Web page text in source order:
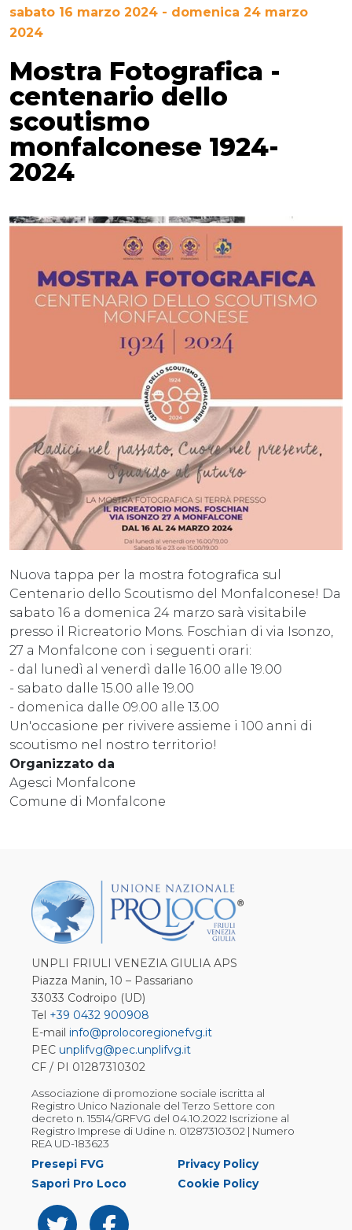
sabato 16 marzo 2024 - domenica 24 marzo
2024
Mostra Fotografica -
centenario dello
scoutismo
monfalconese 1924-
2024
Nuova tappa per la mostra fotografica sul
Centenario dello Scoutismo del Monfalconese! Da
sabato 16 a domenica 24 marzo sarà visitabile
presso il Ricreatorio Mons. Foschian di via Isonzo,
27 a Monfalcone con i seguenti orari:
- dal lunedì al venerdì dalle 16.00 alle 19.00
- sabato dalle 15.00 alle 19.00
- domenica dalle 09.00 alle 13.00
Un'occasione per rivivere assieme i 100 anni di
scoutismo nel nostro territorio!
Organizzato da
Agesci Monfalcone
Comune di Monfalcone
UNPLI FRIULI VENEZIA GIULIA APS
Piazza Manin, 10 – Passariano
33033 Codroipo (UD)
Tel +39 0432 900908
E-mail info@prolocoregionefvg.it
PEC unplifvg@pec.unplifvg.it
CF / PI 01287310302
Associazione di promozione sociale iscritta al
Registro Unico Nazionale del Terzo Settore con
decreto n. 15514/GRFVG del 04.10.2022 Iscrizione al
Registro Imprese di Udine n. 01287310302 | Numero
REA UD-183623
Presepi FVG
Sapori Pro Loco
Privacy Policy
Cookie Policy